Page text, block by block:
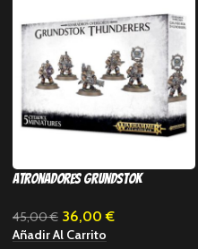
Atronadores Grundstok
45,00€ 36,00€
Añadir Al Carrito